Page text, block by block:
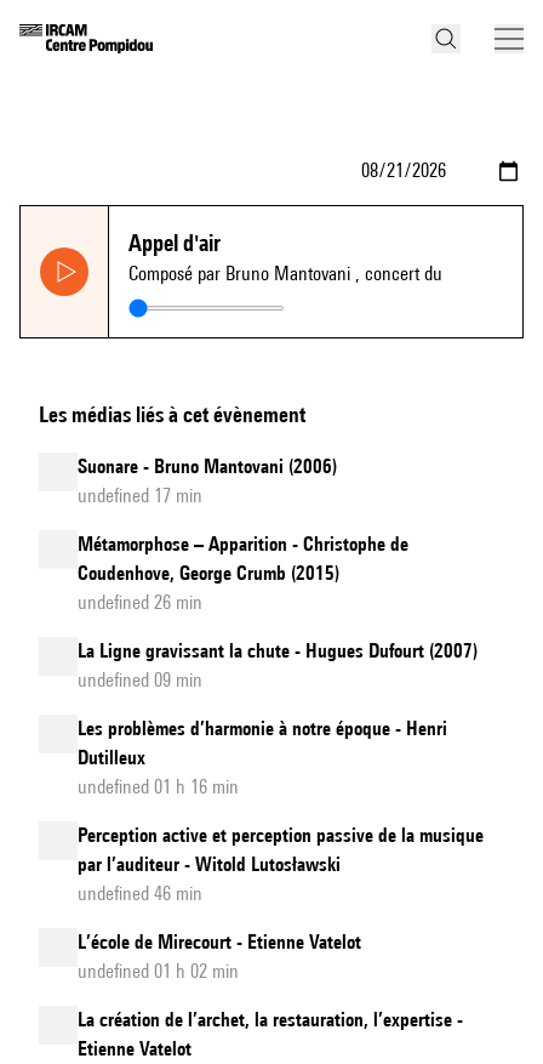
Appel d'air
Composé par Bruno Mantovani , concert du
Les médias liés à cet évènement
Suonare - Bruno Mantovani (2006)
undefined 17 min
Métamorphose – Apparition - Christophe de
Coudenhove, George Crumb (2015)
undefined 26 min
La Ligne gravissant la chute - Hugues Dufourt (2007)
undefined 09 min
Les problèmes d’harmonie à notre époque - Henri
Dutilleux
undefined 01 h 16 min
Perception active et perception passive de la musique
par l’auditeur - Witold Lutosławski
undefined 46 min
L’école de Mirecourt - Etienne Vatelot
undefined 01 h 02 min
La création de l’archet, la restauration, l’expertise -
Etienne Vatelot